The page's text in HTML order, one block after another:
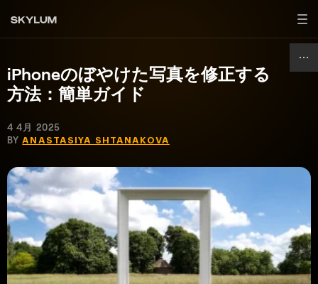
iPhoneのぼやけた写真を修正する
方法：簡単ガイド
4 4月 2025
BYANASTASIYA SHTANAKOVA